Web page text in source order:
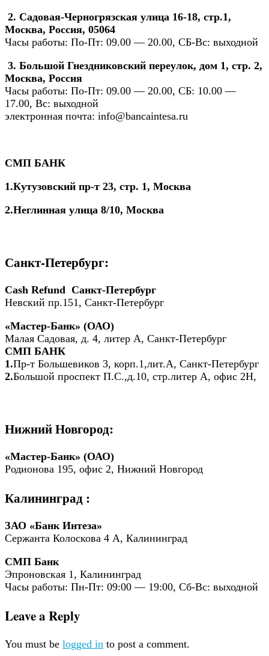
2. Садовая-Черногрязская улица 16-18, стр.1,
Москва, Россия, 05064
Часы работы: По-Пт: 09.00 — 20.00, СБ-Вс: выходной
3. Большой Гнездниковский переулок, дом 1, стр. 2,
Москва, Россия
Часы работы: По-Пт: 09.00 — 20.00, СБ: 10.00 —
17.00, Вс: выходной
электронная почта: info@bancaintesa.ru
СМП БАНК
1.Кутузовский пр-т 23, стр. 1, Москва
2.Неглинная улица 8/10, Москва
Санкт-Петербург:
Cash Refund Санкт-Петербург
Невский пр.151, Санкт-Петербург
«Мастер-Банк» (ОАО)
Малая Садовая, д. 4, литер А, Санкт-Петербург
СМП БАНК
1.Пр-т Большевиков 3, корп.1,лит.А, Санкт-Петербург
2.Большой проспект П.С.,д.10, стр.литер А, офис 2Н,
Нижний Новгород:
«Мастер-Банк» (ОАО)
Родионова 195, офис 2, Нижний Новгород
Калининград :
ЗАО «Банк Интеза»
Сержанта Колоскова 4 А, Калининград
СМП Банк
Эпроновская 1, Калининград
Часы работы: Пн-Пт: 09:00 — 19:00, Сб-Вс: выходной
Leave a Reply
You must be logged in to post a comment.